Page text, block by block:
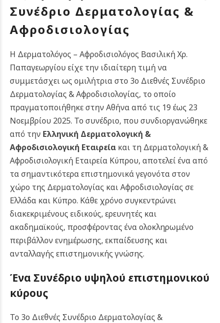
Συνέδριο Δερματολογίας &
Αφροδισιολογίας
Η Δερματολόγος – Αφροδισιολόγος Βασιλική Χρ.
Παπαγεωργίου είχε την ιδιαίτερη τιμή να
συμμετάσχει ως ομιλήτρια στο 3ο Διεθνές Συνέδριο
Δερματολογίας & Αφροδισιολογίας, το οποίο
πραγματοποιήθηκε στην Αθήνα από τις 19 έως 23
Νοεμβρίου 2025. Το συνέδριο, που συνδιοργανώθηκε
από την Ελληνική Δερματολογική &
Αφροδισιολογική Εταιρεία και τη Δερματολογική &
Αφροδισιολογική Εταιρεία Κύπρου, αποτελεί ένα από
τα σημαντικότερα επιστημονικά γεγονότα στον
χώρο της Δερματολογίας και Αφροδισιολογίας σε
Ελλάδα και Κύπρο. Κάθε χρόνο συγκεντρώνει
διακεκριμένους ειδικούς, ερευνητές και
ακαδημαϊκούς, προσφέροντας ένα ολοκληρωμένο
περιβάλλον ενημέρωσης, εκπαίδευσης και
ανταλλαγής επιστημονικής γνώσης.
Ένα Συνέδριο υψηλού επιστημονικού
κύρους
Το 3ο Διεθνές Συνέδριο Δερματολογίας &